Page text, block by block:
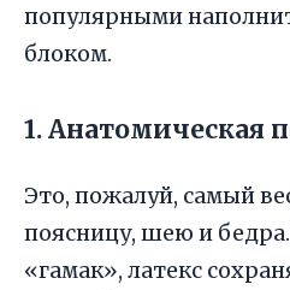
популярными
блоком.
1. Анатомическая
Это, пожалуй, самый
поясницу, шею и
«гамак», латекс